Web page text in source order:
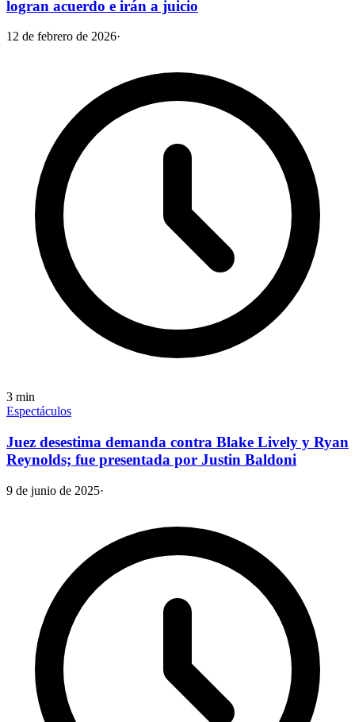
logran acuerdo e irán a juicio
12 de febrero de 2026·
3 min
Espectáculos
Juez desestima demanda contra Blake Lively y Ryan
Reynolds; fue presentada por Justin Baldoni
9 de junio de 2025·